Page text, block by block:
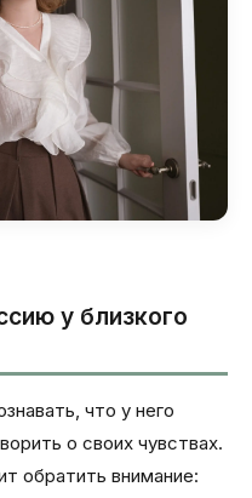
у близкого
что у него
о своих чувствах.
обратить внимание: